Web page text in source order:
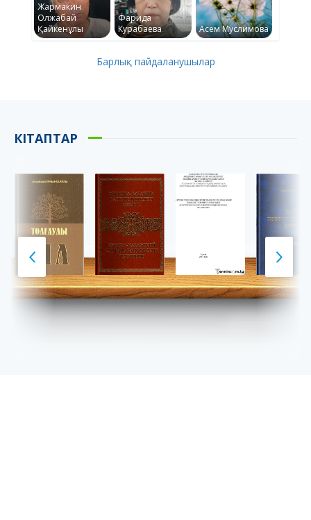
Жармакин
Олжабай
Қайкенұлы
Фарида
Курабаева
Асем Муслимова
Барлық пайдаланушылар
КІТАПТАР